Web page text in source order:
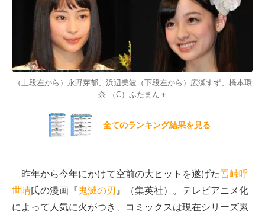
（上段左から）永野芽郁、浜辺美波（下段左から）広瀬すず、橋本環
奈 （C）ふたまん＋
全てのランキング結果を見る
昨年から今年にかけて空前の大ヒットを遂げた吾峠呼
世晴氏の漫画『鬼滅の刃 』（集英社）。テレビアニメ化
によって人気に火がつき、コミックスは現在シリーズ累